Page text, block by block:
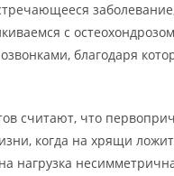
с
благодаря
считают, что
когда на хрящи
нагрузка